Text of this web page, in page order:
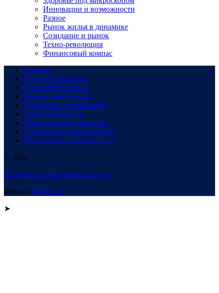
Инновации и возможности
Разное
Рынок жилья в динамике
Созидание и рынок
Техно-революция
Финансовый компас
Главная
В сердце общества
Созидание и рынок
Финансовый компас
В пути: все о транспорте
Техно-революция
Рынок жилья в динамике
Здоровье под микроскопом
Инновации и возможности
© 2026
Политика конфиденциальности
Тема от WP Puzzle
➤